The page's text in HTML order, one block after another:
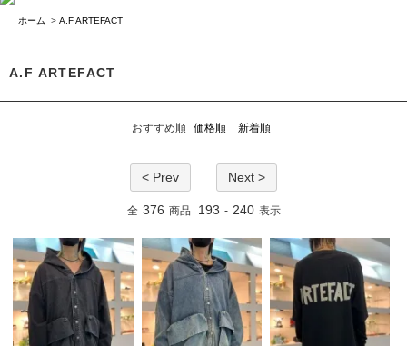
ホーム > A.F ARTEFACT
A.F ARTEFACT
おすすめ順 価格順 新着順
< Prev Next >
全 376 商品 193 - 240 表示